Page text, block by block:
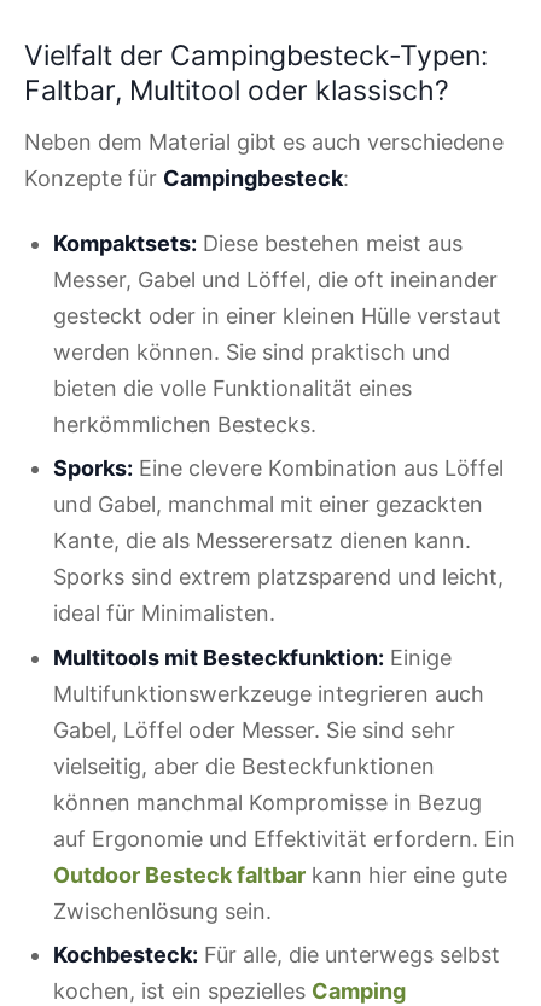
Vielfalt der Campingbesteck-Typen:
Faltbar, Multitool oder klassisch?
Neben dem Material gibt es auch verschiedene
Konzepte für Campingbesteck:
Kompaktsets: Diese bestehen meist aus
Messer, Gabel und Löffel, die oft ineinander
gesteckt oder in einer kleinen Hülle verstaut
werden können. Sie sind praktisch und
bieten die volle Funktionalität eines
herkömmlichen Bestecks.
Sporks: Eine clevere Kombination aus Löffel
und Gabel, manchmal mit einer gezackten
Kante, die als Messerersatz dienen kann.
Sporks sind extrem platzsparend und leicht,
ideal für Minimalisten.
Multitools mit Besteckfunktion: Einige
Multifunktionswerkzeuge integrieren auch
Gabel, Löffel oder Messer. Sie sind sehr
vielseitig, aber die Besteckfunktionen
können manchmal Kompromisse in Bezug
auf Ergonomie und Effektivität erfordern. Ein
Outdoor Besteck faltbar kann hier eine gute
Zwischenlösung sein.
Kochbesteck: Für alle, die unterwegs selbst
kochen, ist ein spezielles Camping